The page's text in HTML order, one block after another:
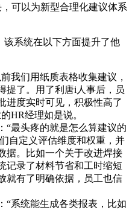
可以为新型合理化建议体系
系统在以下方面提升了他
前我们用纸质表格收集建议，
提了。用了利唐i人事后，员
进度实时可见，积极性高了
HR经理如是说。
“最头疼的就是怎么算建议的
自定义评估维度和权重，并
据。比如一个关于改进焊接
记录了材料节省和工时缩短
就有了明确依据，员工也信
“系统能生成各类报表，比如